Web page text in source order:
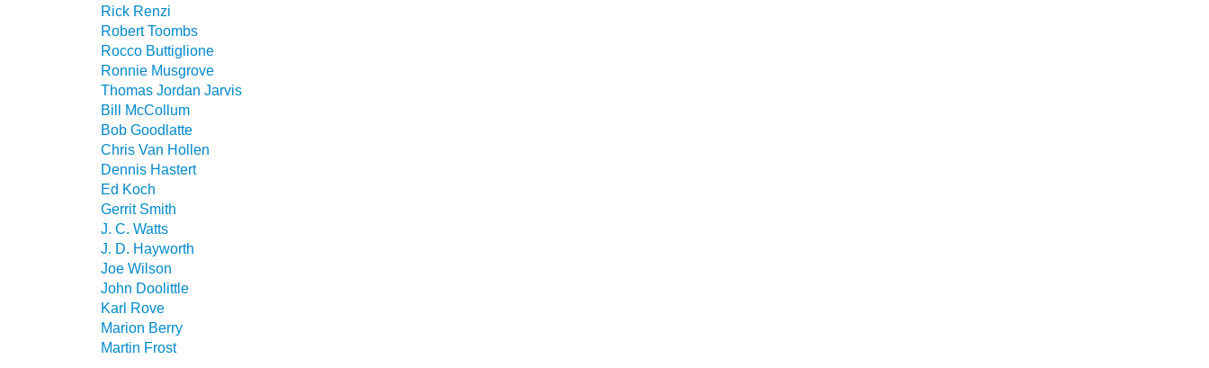
Rick Renzi
Robert Toombs
Rocco Buttiglione
Ronnie Musgrove
Thomas Jordan Jarvis
Bill McCollum
Bob Goodlatte
Chris Van Hollen
Dennis Hastert
Ed Koch
Gerrit Smith
J. C. Watts
J. D. Hayworth
Joe Wilson
John Doolittle
Karl Rove
Marion Berry
Martin Frost